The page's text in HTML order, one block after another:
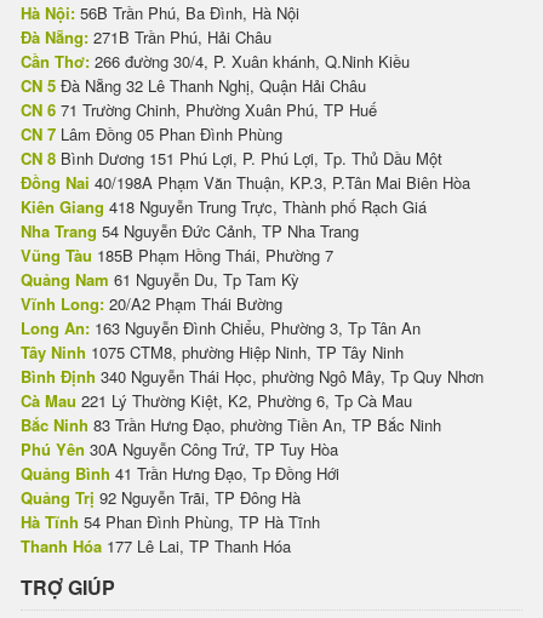
Hà Nội: 56B Trần Phú, Ba Đình, Hà Nội
Đà Nẵng: 271B Trần Phú, Hải Châu
Cần Thơ: 266 đường 30/4, P. Xuân khánh, Q.Ninh Kiều
CN 5 Đà Nẵng 32 Lê Thanh Nghị, Quận Hải Châu
CN 6 71 Trường Chinh, Phường Xuân Phú, TP Huế
CN 7 Lâm Đồng 05 Phan Đình Phùng
CN 8 Bình Dương 151 Phú Lợi, P. Phú Lợi, Tp. Thủ Dầu Một
Đồng Nai 40/198A Phạm Văn Thuận, KP.3, P.Tân Mai Biên Hòa
Kiên Giang 418 Nguyễn Trung Trực, Thành phố Rạch Giá
Nha Trang 54 Nguyễn Đức Cảnh, TP Nha Trang
Vũng Tàu 185B Phạm Hồng Thái, Phường 7
Quảng Nam 61 Nguyễn Du, Tp Tam Kỳ
Vĩnh Long: 20/A2 Phạm Thái Bường
Long An: 163 Nguyễn Đình Chiểu, Phường 3, Tp Tân An
Tây Ninh 1075 CTM8, phường Hiệp Ninh, TP Tây Ninh
Bình Định 340 Nguyễn Thái Học, phường Ngô Mây, Tp Quy Nhơn
Cà Mau 221 Lý Thường Kiệt, K2, Phường 6, Tp Cà Mau
Bắc Ninh 83 Trần Hưng Đạo, phường Tiền An, TP Bắc Ninh
Phú Yên 30A Nguyễn Công Trứ, TP Tuy Hòa
Quảng Bình 41 Trần Hưng Đạo, Tp Đồng Hới
Quảng Trị 92 Nguyễn Trãi, TP Đông Hà
Hà Tĩnh 54 Phan Đình Phùng, TP Hà Tĩnh
Thanh Hóa 177 Lê Lai, TP Thanh Hóa
TRỢ GIÚP